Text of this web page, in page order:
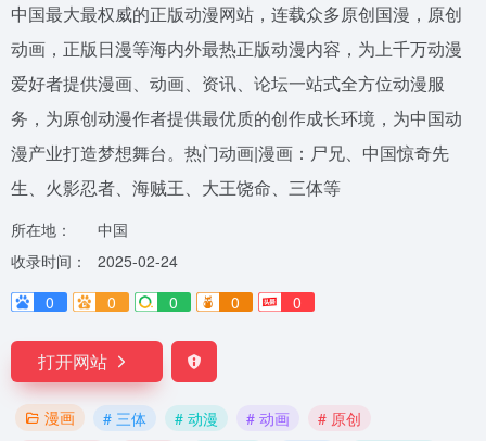
中国最大最权威的正版动漫网站，连载众多原创国漫，原创
动画，正版日漫等海内外最热正版动漫内容，为上千万动漫
爱好者提供漫画、动画、资讯、论坛一站式全方位动漫服
务，为原创动漫作者提供最优质的创作成长环境，为中国动
漫产业打造梦想舞台。热门动画|漫画：尸兄、中国惊奇先
生、火影忍者、海贼王、大王饶命、三体等
所在地：
中国
收录时间：
2025-02-24
0
0 0 0 0
打开网站
漫画 # 三体 # 动漫 # 动画
# 原创